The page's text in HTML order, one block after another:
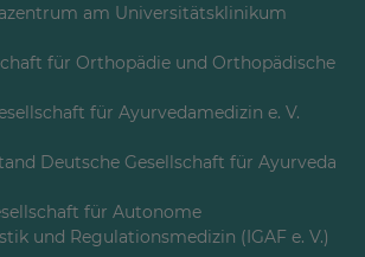
am Universitätsklinikum
für Orthopädie und Orthopädische
für Ayurvedamedizin e. V.
Deutsche Gesellschaft für Ayurveda
für Autonome
und Regulationsmedizin (IGAF e. V.)